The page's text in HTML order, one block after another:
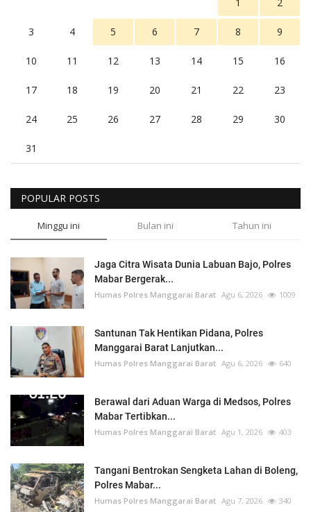
3 4 5 6 7 8 9
10 11 12 13 14 15 16
17 18 19 20 21 22 23
24 25 26 27 28 29 30
31
POPULAR POSTS
Minggu ini Bulan ini Tahun ini
Jaga Citra Wisata Dunia Labuan Bajo, Polres
Mabar Bergerak...
Humas Polres Manggarai Barat Agu 6, 2026 1009
Santunan Tak Hentikan Pidana, Polres
Manggarai Barat Lanjutkan...
Humas Polres Manggarai Barat Agu 6, 2026 640
Berawal dari Aduan Warga di Medsos, Polres
Mabar Tertibkan...
Humas Polres Manggarai Barat Agu 1, 2026 403
Tangani Bentrokan Sengketa Lahan di Boleng,
Polres Mabar...
Humas Polres Manggarai Barat Agu 7, 2026 340